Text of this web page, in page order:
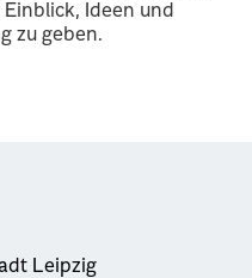
Ideen und
zu geben.
Leipzig